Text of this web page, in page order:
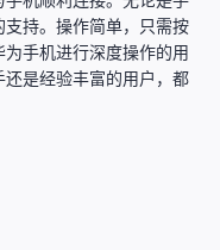
持。操作简单，只需按
手机进行深度操作的用
是经验丰富的用户，都